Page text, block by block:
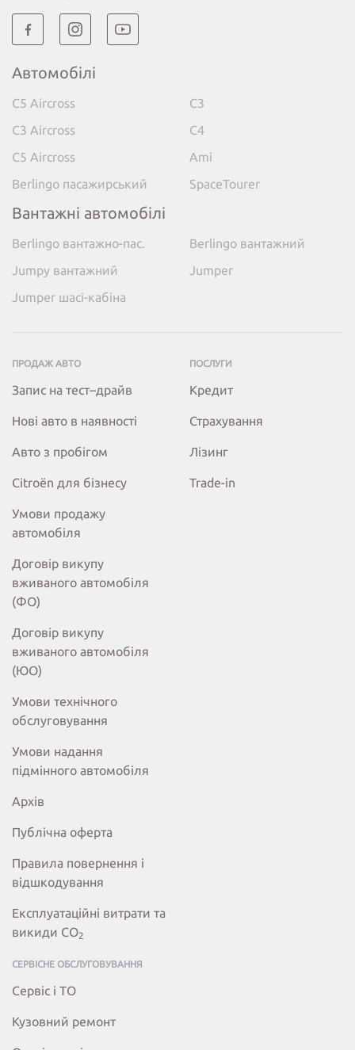
Автомобілі
C5 Aircross
C3
C3 Aircross
C4
C5 Aircross
Ami
Berlingo пасажирський
SpaceTourer
Вантажні автомобілі
Berlingo вантажно-пас.
Berlingo вантажний
Jumpy вантажний
Jumper
Jumper шасі-кабіна
ПРОДАЖ АВТО
Запис на тест–драйв
Нові авто в наявності
Авто з пробігом
Citroёn для бізнесу
Умови продажу
автомобіля
Договір викупу
вживаного автомобіля
(ФО)
Договір викупу
вживаного автомобіля
(ЮО)
Умови технічного
обслуговування
Умови надання
підмінного автомобіля
Архів
Публічна оферта
Правила повернення і
відшкодування
Експлуатаційні витрати та
викиди СО2
ПОСЛУГИ
Кредит
Страхування
Лізинг
Trade-in
СЕРВІСНЕ ОБСЛУГОВУВАННЯ
Сервіс і ТО
Кузовний ремонт